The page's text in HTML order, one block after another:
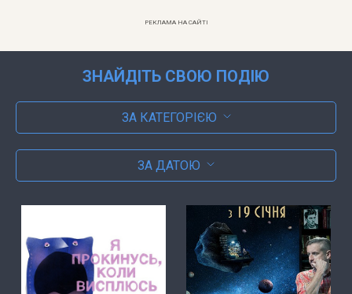
РЕКЛАМА НА САЙТІ
ЗНАЙДІТЬ СВОЮ ПОДІЮ
ЗА КАТЕГОРІЄЮ
ЗА ДАТОЮ